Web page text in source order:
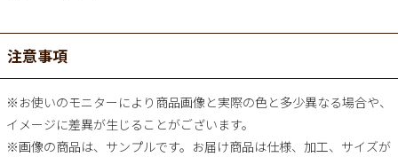
注意事項
※お使いのモニターにより商品画像と実際の色と多少異なる場合や、
イメージに差異が生じることがございます。
※画像の商品は、サンプルです。お届け商品は仕様、加工、サイズが